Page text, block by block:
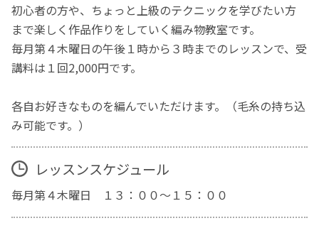
初心者の方や、ちょっと上級のテクニックを学びたい方
まで楽しく作品作りをしていく編み物教室です。
毎月第４木曜日の午後１時から３時までのレッスンで、受
講料は１回2,000円です。
各自お好きなものを編んでいただけます。（毛糸の持ち込
み可能です。）
レッスンスケジュール
毎月第４木曜日 １３：００～１５：００